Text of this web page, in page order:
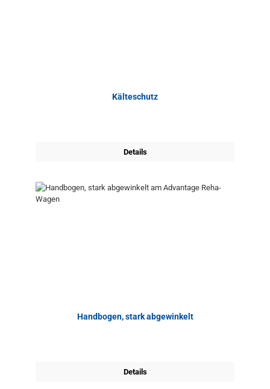
Kälteschutz
Details
Handbogen, stark abgewinkelt
Details